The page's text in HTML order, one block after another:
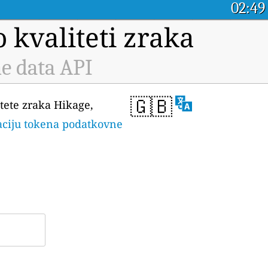
02:49
kvaliteti zraka
data API
🇬🇧
zraka Hikage,
tokena podatkovne